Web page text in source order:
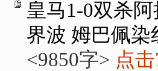
皇马1-0双杀
界波 姆巴佩染
<9850字> 点